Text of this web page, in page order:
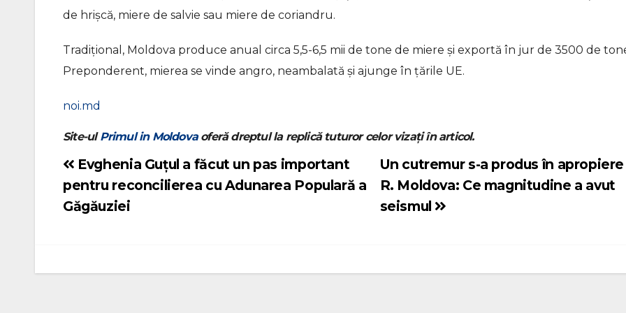
de hrișcă, miere de salvie sau miere de coriandru.
Tradițional, Moldova produce anual circa 5,5-6,5 mii de tone de miere și exportă în jur de 3500 de
Preponderent, mierea se vinde angro, neambalată și ajunge în țările UE.
noi.md
Site-ulPrimul in Moldovaoferă dreptul la replică tuturor celor vizați în articol.
Navigare
în
Un cutremur s-a produs în
R. Moldova: Ce magnitudine a avut
seismul
Evghenia Guțul a făcut un pas important
pentru reconcilierea cu Adunarea Populară a
Găgăuziei